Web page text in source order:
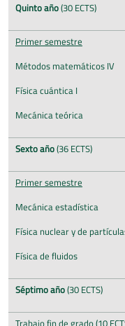
Quinto año(30 ECTS)
Primer semestre
Métodos matemáticos IV
Física cuántica I
Mecánica teórica
Sexto año(36 ECTS)
Primer semestre
Mecánica estadística
Física nuclear y de
Física de fluidos
Séptimo año(30 ECTS)
Trabajo fin de grado (10